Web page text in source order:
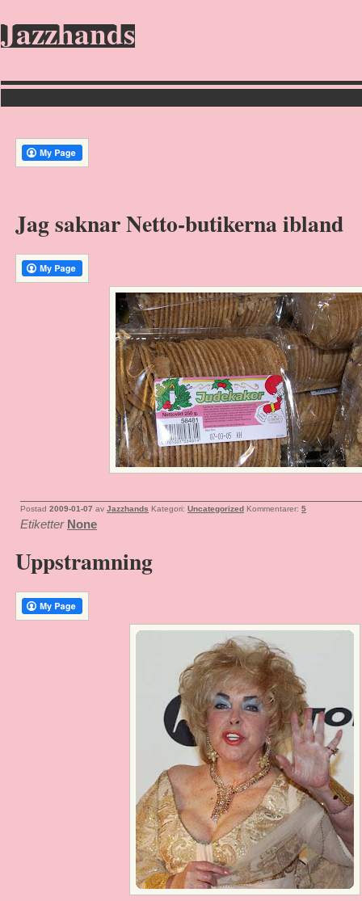
Jazzhands
Jag saknar Netto-butikerna ibland
Postad 2009-01-07 av Jazzhands Kategori: Uncategorized Kommentarer: 5
Etiketter None
Uppstramning